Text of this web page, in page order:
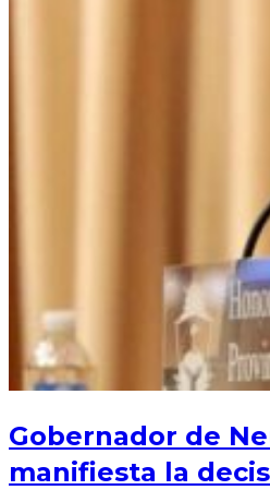
Gobernador de
manifiesta la